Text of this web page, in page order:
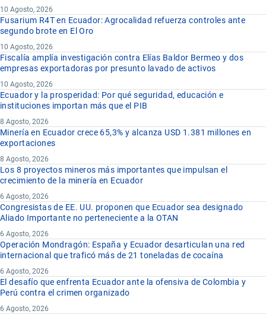
10 Agosto, 2026
Fusarium R4T en Ecuador: Agrocalidad refuerza controles ante
segundo brote en El Oro
10 Agosto, 2026
Fiscalía amplía investigación contra Elías Baldor Bermeo y dos
empresas exportadoras por presunto lavado de activos
10 Agosto, 2026
Ecuador y la prosperidad: Por qué seguridad, educación e
instituciones importan más que el PIB
8 Agosto, 2026
Minería en Ecuador crece 65,3% y alcanza USD 1.381 millones en
exportaciones
8 Agosto, 2026
Los 8 proyectos mineros más importantes que impulsan el
crecimiento de la minería en Ecuador
6 Agosto, 2026
Congresistas de EE. UU. proponen que Ecuador sea designado
Aliado Importante no perteneciente a la OTAN
6 Agosto, 2026
Operación Mondragón: España y Ecuador desarticulan una red
internacional que traficó más de 21 toneladas de cocaína
6 Agosto, 2026
El desafío que enfrenta Ecuador ante la ofensiva de Colombia y
Perú contra el crimen organizado
6 Agosto, 2026